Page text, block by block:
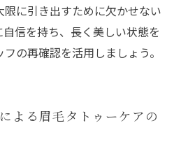
に引き出すために欠かせない
信を持ち、長く美しい状態を
の再確認を活用しましょう。
よる眉毛タトゥーケアの